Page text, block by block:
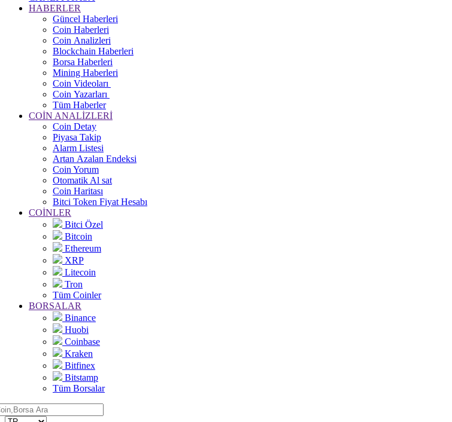
HABERLER
Güncel Haberleri
Coin Haberleri
Coin Analizleri
Blockchain Haberleri
Borsa Haberleri
Mining Haberleri
Coin Videoları
Coin Yazarları
Tüm Haberler
COİN ANALİZLERİ
Coin Detay
Piyasa Takip
Alarm Listesi
Artan Azalan Endeksi
Coin Yorum
Otomatik Al sat
Coin Haritası
Bitci Token Fiyat Hesabı
COİNLER
Bitci Özel
Bitcoin
Ethereum
XRP
Litecoin
Tron
Tüm Coinler
BORSALAR
Binance
Huobi
Coinbase
Kraken
Bitfinex
Bitstamp
Tüm Borsalar